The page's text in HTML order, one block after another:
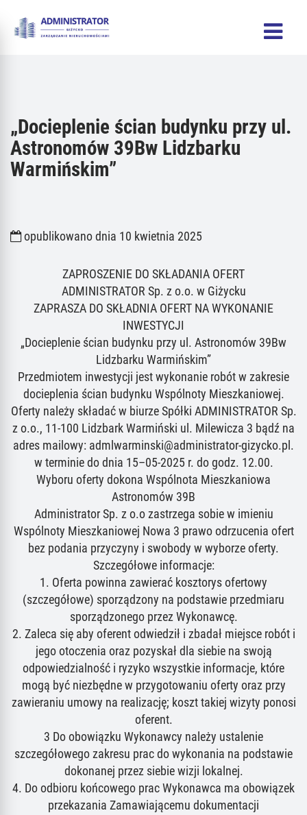
„Docieplenie ścian budynku przy ul.
Astronomów 39Bw Lidzbarku
Warmińskim”
opublikowano dnia 10 kwietnia 2025
ZAPROSZENIE DO SKŁADANIA OFERT
ADMINISTRATOR Sp. z o.o. w Giżycku
ZAPRASZA DO SKŁADNIA OFERT NA WYKONANIE
INWESTYCJI
„Docieplenie ścian budynku przy ul. Astronomów 39Bw
Lidzbarku Warmińskim”
Przedmiotem inwestycji jest wykonanie robót w zakresie
docieplenia ścian budynku Wspólnoty Mieszkaniowej.
Oferty należy składać w biurze Spółki ADMINISTRATOR Sp.
z o.o., 11-100 Lidzbark Warmiński ul. Milewicza 3 bądź na
adres mailowy: admlwarminski@administrator-gizycko.pl.
w terminie do dnia 15–05-2025 r. do godz. 12.00.
Wyboru oferty dokona Wspólnota Mieszkaniowa
Astronomów 39B
Administrator Sp. z o.o zastrzega sobie w imieniu
Wspólnoty Mieszkaniowej Nowa 3 prawo odrzucenia ofert
bez podania przyczyny i swobody w wyborze oferty.
Szczegółowe informacje:
1. Oferta powinna zawierać kosztorys ofertowy
(szczegółowe) sporządzony na podstawie przedmiaru
sporządzonego przez Wykonawcę.
2. Zaleca się aby oferent odwiedził i zbadał miejsce robót i
jego otoczenia oraz pozyskał dla siebie na swoją
odpowiedzialność i ryzyko wszystkie informacje, które
mogą być niezbędne w przygotowaniu oferty oraz przy
zawieraniu umowy na realizację; koszt takiej wizyty ponosi
oferent.
3 Do obowiązku Wykonawcy należy ustalenie
szczegółowego zakresu prac do wykonania na podstawie
dokonanej przez siebie wizji lokalnej.
4. Do odbioru końcowego prac Wykonawca ma obowiązek
przekazania Zamawiającemu dokumentacji